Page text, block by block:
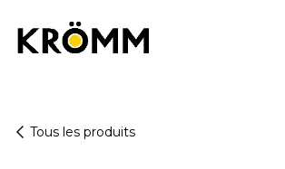
Tous les produits